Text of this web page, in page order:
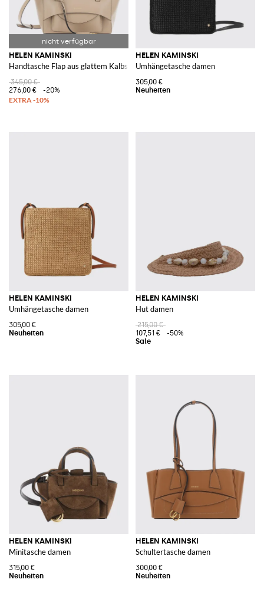
HELEN KAMINSKI
Handtasche Flap aus glattem Kalbsleder mit doppeltem Henkel
345,00 €
276,00 €
-20%
HELEN KAMINSKI
Umhängetasche damen
305,00 €
HELEN KAMINSKI
Umhängetasche damen
305,00 €
HELEN KAMINSKI
Hut damen
215,00 €
107,51 €
-50%
HELEN KAMINSKI
Minitasche damen
315,00 €
HELEN KAMINSKI
Schultertasche damen
300,00 €